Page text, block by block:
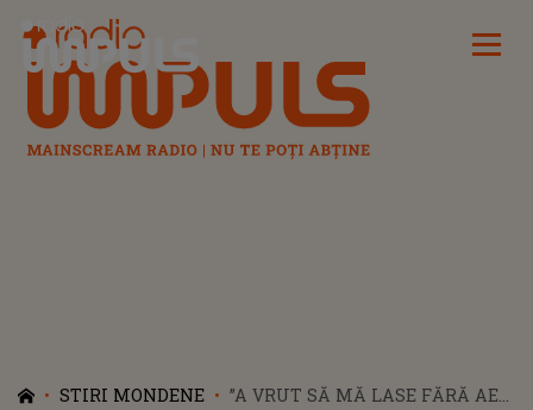
Radio Impuls
STIRI MONDENE
”A VRUT SĂ MĂ LASE FĂRĂ AER.